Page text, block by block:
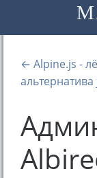
← Alpine.js -